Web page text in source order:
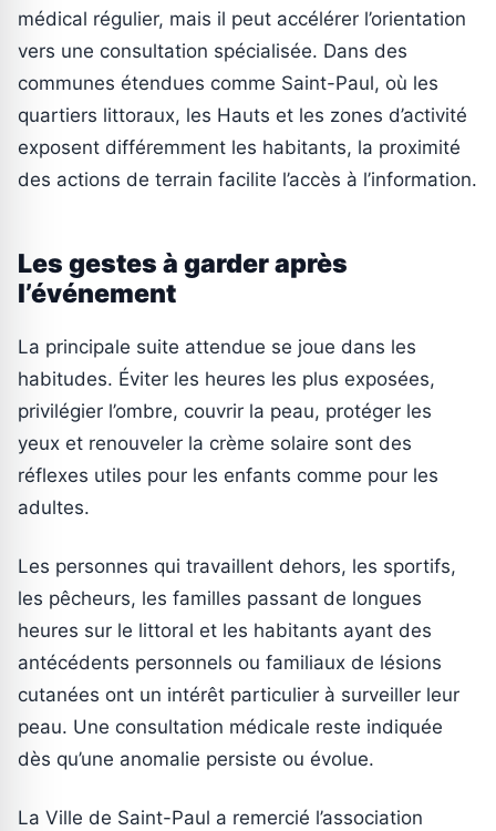
médical régulier, mais il peut accélérer l’orientation
vers une consultation spécialisée. Dans des
communes étendues comme Saint-Paul, où les
quartiers littoraux, les Hauts et les zones d’activité
exposent différemment les habitants, la proximité
des actions de terrain facilite l’accès à l’information.
Les gestes à garder après
l’événement
La principale suite attendue se joue dans les
habitudes. Éviter les heures les plus exposées,
privilégier l’ombre, couvrir la peau, protéger les
yeux et renouveler la crème solaire sont des
réflexes utiles pour les enfants comme pour les
adultes.
Les personnes qui travaillent dehors, les sportifs,
les pêcheurs, les familles passant de longues
heures sur le littoral et les habitants ayant des
antécédents personnels ou familiaux de lésions
cutanées ont un intérêt particulier à surveiller leur
peau. Une consultation médicale reste indiquée
dès qu’une anomalie persiste ou évolue.
La Ville de Saint-Paul a remercié l’association